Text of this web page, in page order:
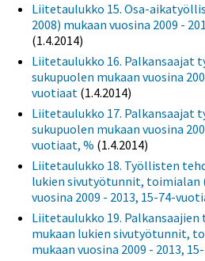
Liitetaulukko 15. Osa-
2008) mukaan vuosina 2009 -
(1.4.2014)
Liitetaulukko 16. Palkansaajat
sukupuolen mukaan vuosina
vuotiaat (1.4.2014)
Liitetaulukko 17. Palkansaajat
sukupuolen mukaan vuosina
vuotiaat, % (1.4.2014)
Liitetaulukko 18. Työllisten
lukien sivutyötunnit, toimialan
vuosina 2009 - 2013, 15-74-
Liitetaulukko 19.
mukaan lukien sivutyötunnit,
mukaan vuosina 2009 - 2013,